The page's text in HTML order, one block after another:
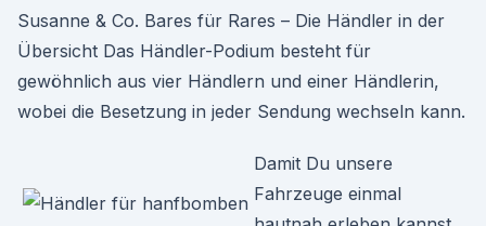
Susanne & Co. Bares für Rares – Die Händler in der
Übersicht Das Händler-Podium besteht für
gewöhnlich aus vier Händlern und einer Händlerin,
wobei die Besetzung in jeder Sendung wechseln kann.
Damit Du unsere
Fahrzeuge einmal